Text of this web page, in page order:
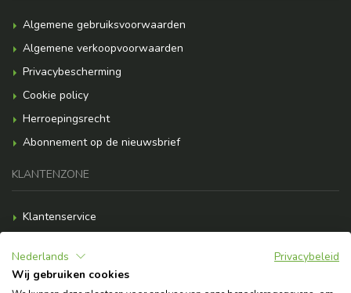
Algemene gebruiksvoorwaarden
Algemene verkoopvoorwaarden
Privacybescherming
Cookie policy
Herroepingsrecht
Abonnement op de nieuwsbrief
KLANTENZONE
Klantenservice
Verzendkosten
F.A.Q.
Nederlands
Privacybeleid
Wij gebruiken cookies